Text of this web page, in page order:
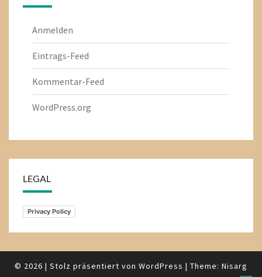
Anmelden
Eintrags-Feed
Kommentar-Feed
WordPress.org
LEGAL
Privacy Policy
© 2026 | Stolz präsentiert von WordPress | Theme: Nisarg